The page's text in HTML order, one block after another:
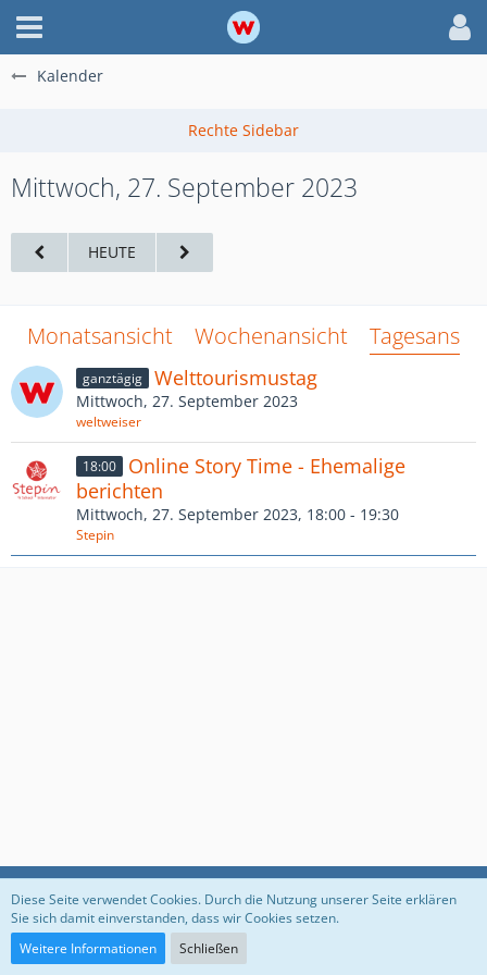
Kalender
Mittwoch, 27. September 2023
HEUTE
Monatsansicht Wochenansicht
ganztägig Welttourismustag
Mittwoch, 27. September 2023
weltweiser
18:00
Online Story Time - Ehemalige
berichten
Mittwoch, 27. September 2023, 18:00 - 19:30
Stepin
Datenschutzerklärung Impressum
Diese Seite verwendet Cookies. Durch die Nutzung unserer Seite erklären
Sie sich damit einverstanden, dass wir Cookies setzen.
Weitere Informationen
Schließen